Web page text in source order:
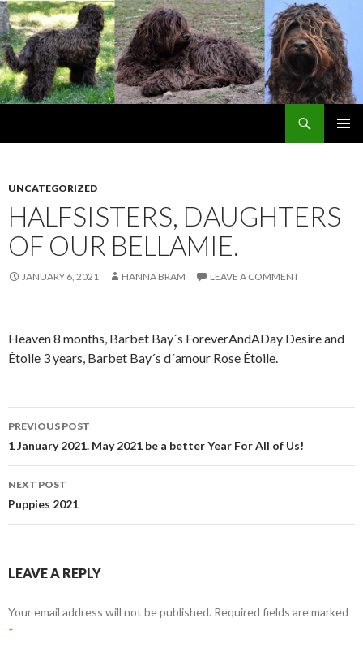
UNCATEGORIZED
HALFSISTERS, DAUGHTERS
OF OUR BELLAMIE.
JANUARY 6, 2021 HANNA BRAM LEAVE A COMMENT
Heaven 8 months, Barbet Bay´s ForeverAndADay Desire and
Étoile 3 years, Barbet Bay´s d´amour Rose Étoile.
Post
navigation
PREVIOUS POST
1 January 2021. May 2021 be a better Year For All of Us!
NEXT POST
Puppies 2021
LEAVE A REPLY
Your email address will not be published. Required fields are marked
*